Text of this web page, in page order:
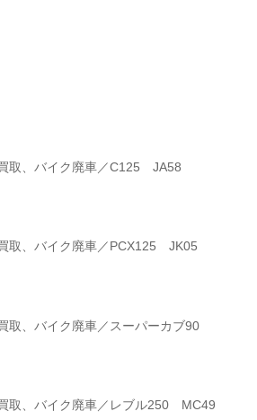
取、バイク廃車／C125 JA58
取、バイク廃車／PCX125 JK05
取、バイク廃車／スーパーカブ90
取、バイク廃車／レブル250 MC49